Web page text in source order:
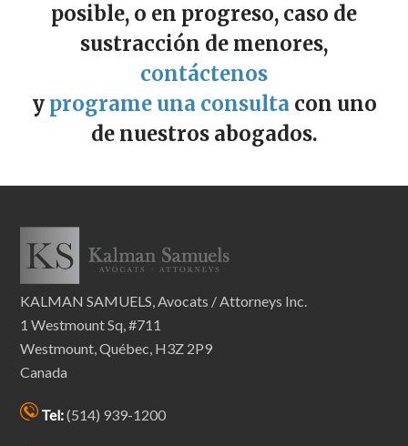
posible, o en progreso, caso de
sustracción de menores,
contáctenos
y programe una consulta con uno
de nuestros abogados.
KALMAN SAMUELS, Avocats / Attorneys Inc.
1 Westmount Sq, #711
Westmount, Québec, H3Z 2P9
Canada
Tel:(514) 939-1200